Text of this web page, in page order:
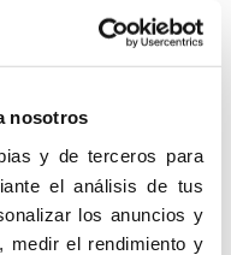
nosotros
y de terceros para
el análisis de tus
los anuncios y
medir el rendimiento y